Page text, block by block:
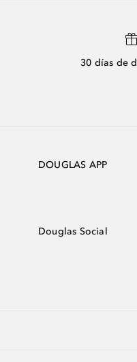
30 días de
DOUGLAS APP
Douglas Social